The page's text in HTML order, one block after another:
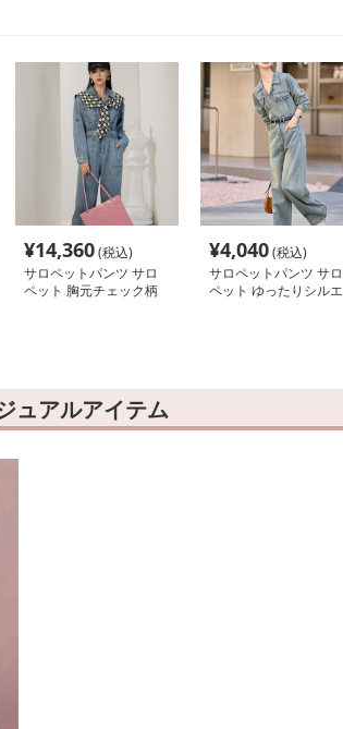
¥14,360(税込)
サロペットパンツ サロ
ペット 胸元チェック柄
¥4,040(税込)
サロペットパンツ サロ
ペット ゆったりシルエ
ュアルアイテム